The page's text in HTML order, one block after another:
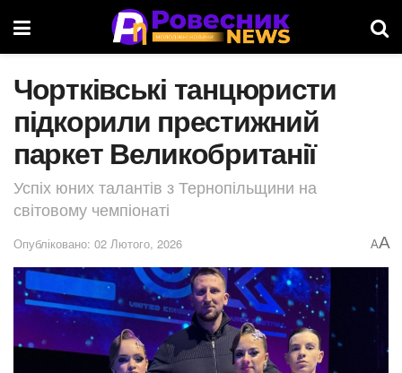
Чортківські танцюристи
підкорили престижний
паркет Великобританії
Успіх юних талантів з Тернопільщини на
світовому чемпіонаті
Опубліковано: 02 Лютого, 2026 AA